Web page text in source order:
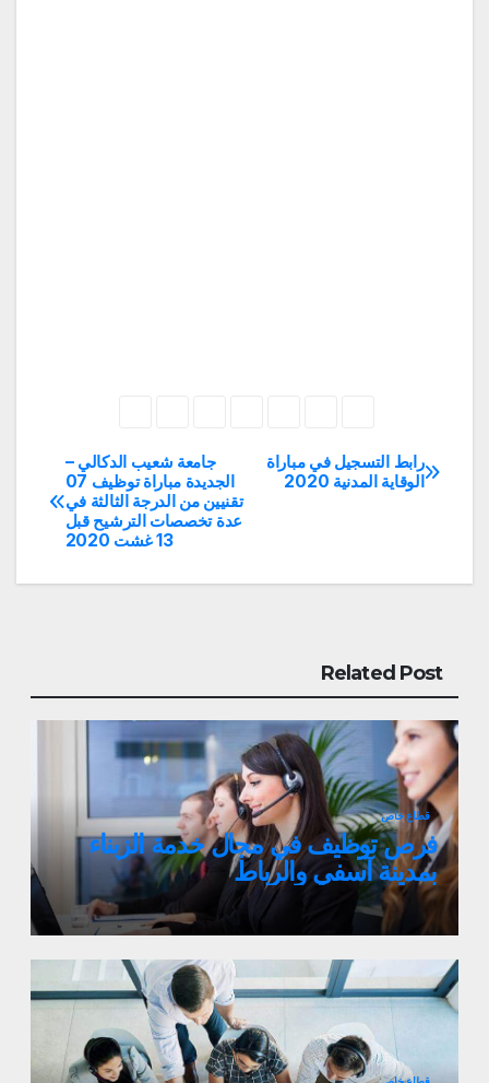
تصفّح
جامعة شعيب الدكالي –
الجديدة مباراة توظيف 07
تقنيين من الدرجة الثالثة في
عدة تخصصات الترشيح قبل
13 غشت 2020
رابط التسجيل في مباراة
الوقاية المدنية 2020
Related Post
قطاع خاص
فرص توظيف في مجال خدمة الزبناء
بمدينة آسفي والرباط